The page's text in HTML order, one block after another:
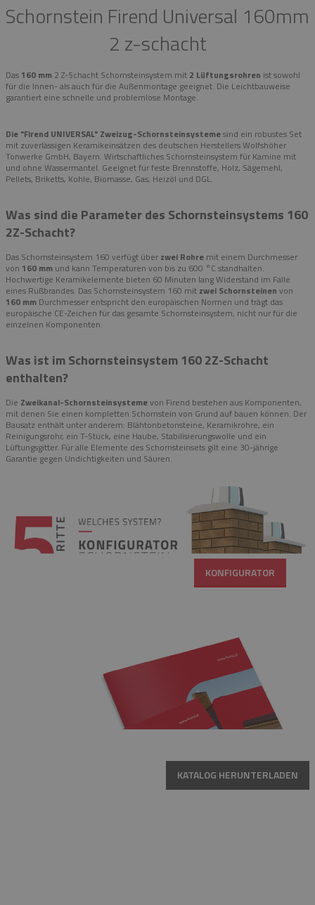
Schornstein Firend Universal 160mm
2 z-schacht
Das 160 mm 2 Z-Schacht Schornsteinsystem mit 2 Lüftungsrohren ist sowohl
für die Innen- als auch für die Außenmontage geeignet. Die Leichtbauweise
garantiert eine schnelle und problemlose Montage.
Die "Firend UNIVERSAL" Zweizug-Schornsteinsystemesind ein robustes Set
mit zuverlässigen Keramikeinsätzen des deutschen Herstellers Wolfshöher
Tonwerke GmbH, Bayern. Wirtschaftliches Schornsteinsystem für Kamine mit
und ohne Wassermantel. Geeignet für feste Brennstoffe, Holz, Sägemehl,
Pellets, Briketts, Kohle, Biomasse, Gas, Heizöl und DGL.
Was sind die Parameter des Schornsteinsystems 160
2Z-Schacht?
Das Schornsteinsystem 160 verfügt über zwei Rohre mit einem Durchmesser
von 160 mm und kann Temperaturen von bis zu 600 °C standhalten.
Hochwertige Keramikelemente bieten 60 Minuten lang Widerstand im Falle
eines Rußbrandes. Das Schornsteinsystem 160 mit zwei Schornsteinen von
160 mm Durchmesser entspricht den europäischen Normen und trägt das
europäische CE-Zeichen für das gesamte Schornsteinsystem, nicht nur für die
einzelnen Komponenten.
Was ist im Schornsteinsystem 160 2Z-Schacht
enthalten?
Die Zweikanal-Schornsteinsystemevon Firend bestehen aus Komponenten,
mit denen Sie einen kompletten Schornstein von Grund auf bauen können. Der
Bausatz enthält unter anderem: Blähtonbetonsteine, Keramikrohre, ein
Reinigungsrohr, ein T-Stück, eine Haube, Stabilisierungswolle und ein
Lüftungsgitter. Für alle Elemente des Schornsteinsets gilt eine 30-jährige
Garantie gegen Undichtigkeiten und Säuren.
KONFIGURATOR
KATALOG HERUNTERLADEN